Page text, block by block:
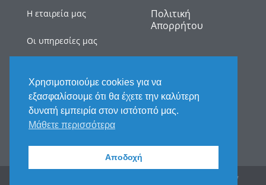
Η εταιρεία μας
Οι υπηρεσίες μας
Νέα
Επικοινωνία
Πολιτική
Απορρήτου
2025 © All rights reserved. Handcrafted by Fix My
Χρησιμοποιούμε cookies για να
εξασφαλίσουμε ότι θα έχετε την καλύτερη
δυνατή εμπειρία στον ιστότοπό μας.
Μάθετε περισσότερα
Αποδοχή